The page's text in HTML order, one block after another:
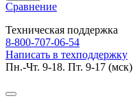
Сравнение
Техническая поддержка
8-800-707-06-54
Написать в техподдержку
Пн.-Чт. 9-18. Пт. 9-17 (мск)